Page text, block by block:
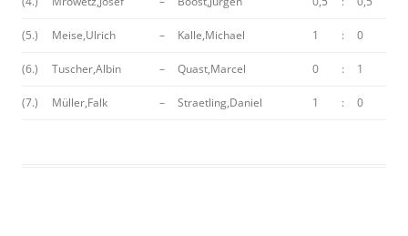
(5.) Meise,Ulrich – Kalle,Michael 1 : 0
(6.) Tuscher,Albin – Quast,Marcel 0 : 1
(7.) Müller,Falk – Straetling,Daniel 1 : 0